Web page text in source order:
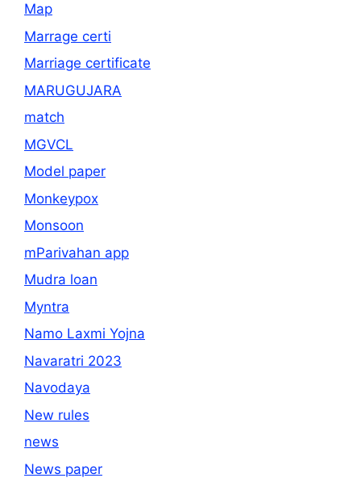
Map
Marrage certi
Marriage certificate
MARUGUJARA
match
MGVCL
Model paper
Monkeypox
Monsoon
mParivahan app
Mudra loan
Myntra
Namo Laxmi Yojna
Navaratri 2023
Navodaya
New rules
news
News paper